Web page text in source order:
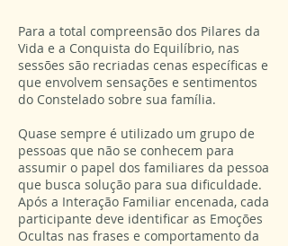
Para a total compreensão dos Pilares da
Vida e a Conquista do Equilíbrio, nas
sessões são recriadas cenas específicas e
que envolvem sensações e sentimentos
do Constelado sobre sua família.
Quase sempre é utilizado um grupo de
pessoas que não se conhecem para
assumir o papel dos familiares da pessoa
que busca solução para sua dificuldade.
Após a Interação Familiar encenada, cada
participante deve identificar as Emoções
Ocultas nas frases e comportamento da